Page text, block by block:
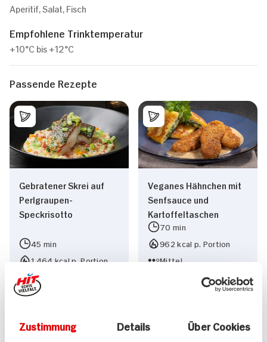
Zustimmung Details Über Cookies
Aperitif, Salat, Fisch
Empfohlene Trinktemperatur
+10°C bis +12°C
Passende Rezepte
Gebratener Skrei auf
Perlgraupen-
Speckrisotto
45 min
1.464 kcal p. Portion
Schwer
Veganes Hähnchen mit
Senfsauce und
Kartoffeltaschen
70 min
962 kcal p. Portion
Mittel